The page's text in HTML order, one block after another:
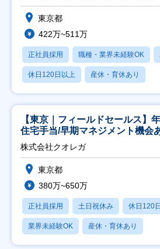
東京都
422万~511万
正社員採用 職種・業界未経験OK
休日120日以上 産休・育休あり
【東京｜フィールドセールス】
住宅手当/早期マネジメント機会
株式会社クオレガ
東京都
380万~650万
正社員採用 土日祝休み 休日120
業界未経験OK 産休・育休あり